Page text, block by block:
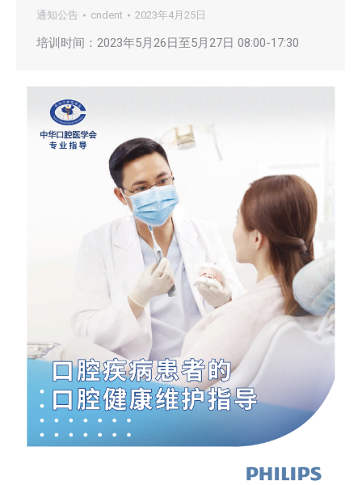
通知公告 cndent 2023年4月25日
培训时间：2023年5月26日至5月27日 08:00-17:30